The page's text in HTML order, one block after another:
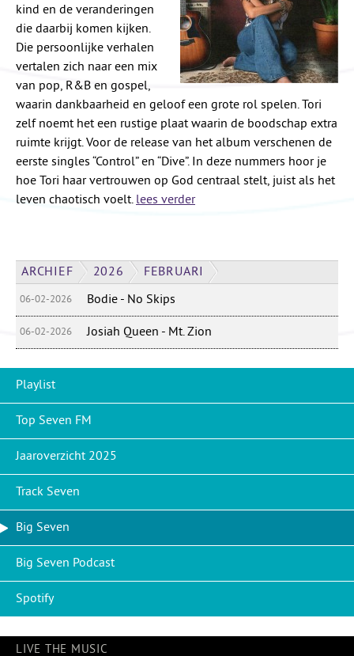
kind en de veranderingen
die daarbij komen kijken.
Die persoonlijke verhalen
vertalen zich naar een mix
van pop, R&B en gospel,
waarin dankbaarheid en geloof een grote rol spelen. Tori
zelf noemt het een rustige plaat waarin de boodschap extra
ruimte krijgt. Voor de release van het album verschenen de
eerste singles “Control” en “Dive”. In deze nummers hoor je
hoe Tori haar vertrouwen op God centraal stelt, juist als het
leven chaotisch voelt. lees verder
ARCHIEF 2026 FEBRUARI
06-02-2026 Bodie - No Skips
06-02-2026 Josiah Queen - Mt. Zion
Playlist
Top Seven FM
Jaaroverzicht 2025
Track Seven
Big Seven
Big Seven Podcast
Spotify
LIVE THE MUSIC